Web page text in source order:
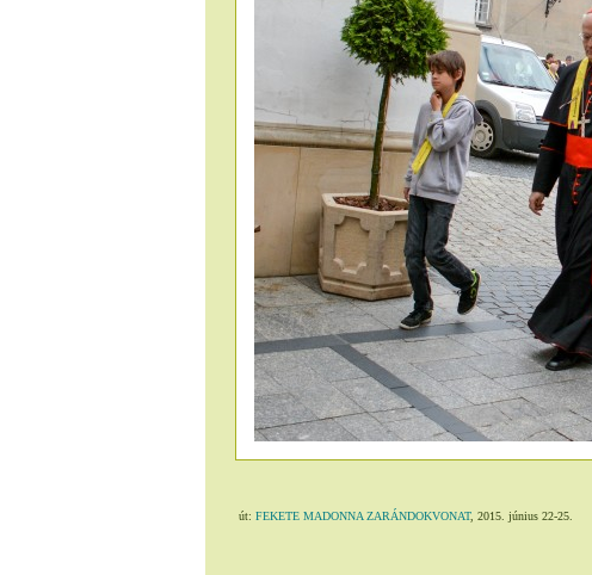
út: FEKETE MADONNA ZARÁNDOKVONAT, 2015. június 22-25.